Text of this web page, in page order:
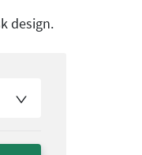
design.